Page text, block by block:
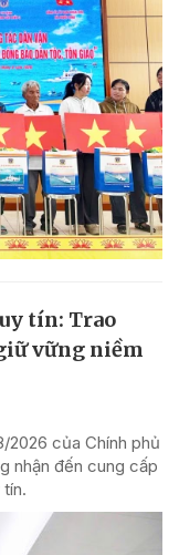
tín: Trao
vững niềm
của Chính phủ
nhận đến cung cấp